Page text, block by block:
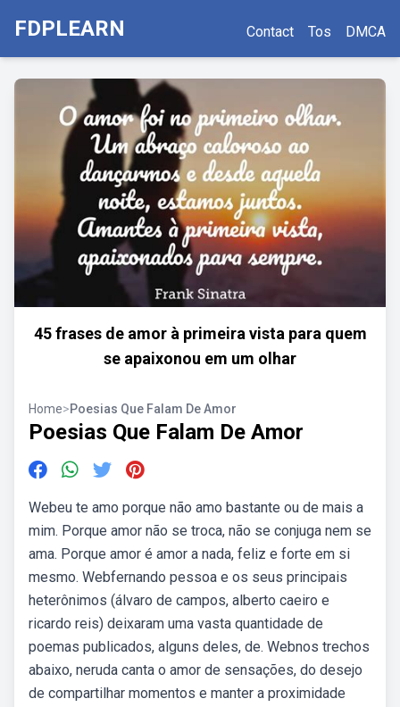
FDPLEARN Contact Tos DMCA
45 frases de amor à primeira vista para quem
se apaixonou em um olhar
Home>Poesias Que Falam De Amor
Poesias Que Falam De Amor
Webeu te amo porque não amo bastante ou de mais a
mim. Porque amor não se troca, não se conjuga nem se
ama. Porque amor é amor a nada, feliz e forte em si
mesmo. Webfernando pessoa e os seus principais
heterônimos (álvaro de campos, alberto caeiro e
ricardo reis) deixaram uma vasta quantidade de
poemas publicados, alguns deles, de. Webnos trechos
abaixo, neruda canta o amor de sensações, do desejo
de compartilhar momentos e manter a proximidade